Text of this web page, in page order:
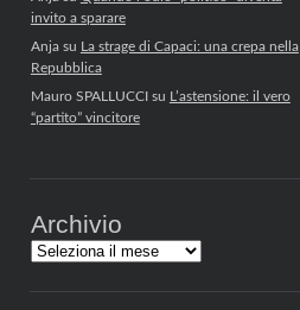
invito a sparare
Anjasu La strage di Capaci: una crepa nella
Repubblica
Mauro SPALLUCCIsu L’astensione: il vero
“partito” vincitore
Archivio
Archivi